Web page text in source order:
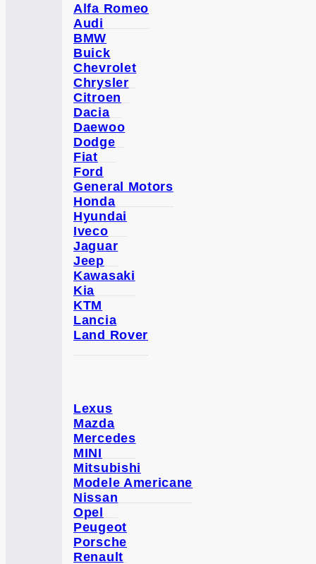
Alfa Romeo
Audi
BMW
Buick
Chevrolet
Chrysler
Citroen
Dacia
Daewoo
Dodge
Fiat
Ford
General Motors
Honda
Hyundai
Iveco
Jaguar
Jeep
Kawasaki
Kia
KTM
Lancia
Land Rover
Lexus
Mazda
Mercedes
MINI
Mitsubishi
Modele Americane
Nissan
Opel
Peugeot
Porsche
Renault